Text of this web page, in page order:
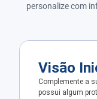
personalize com
Visão
Complemente a
possui algum